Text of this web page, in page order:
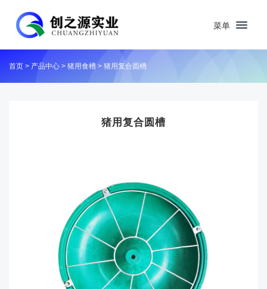
菜单
首页 > 产品中心 > 猪用食槽 > 猪用复合圆槽
猪用复合圆槽